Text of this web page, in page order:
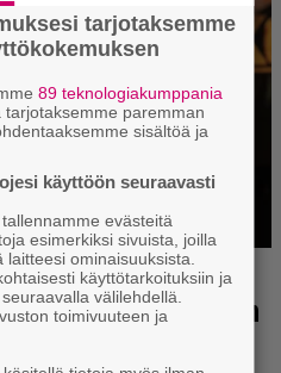
tarjotaksemme
89 teknologiakumppania
paremman
sisältöä ja
käyttöön seuraavasti
evästeitä
esimerkiksi sivuista, joilla
ominaisuuksista.
käyttötarkoituksiin ja
välilehdellä.
toimivuuteen ja